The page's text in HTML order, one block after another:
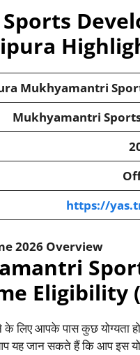
Mukhyamantri
Mukhyamantri
https://
2026 Overview
Eligibility
लिए आपके पास कुछ योग्यता
यह जान सकते हैं कि आप इस